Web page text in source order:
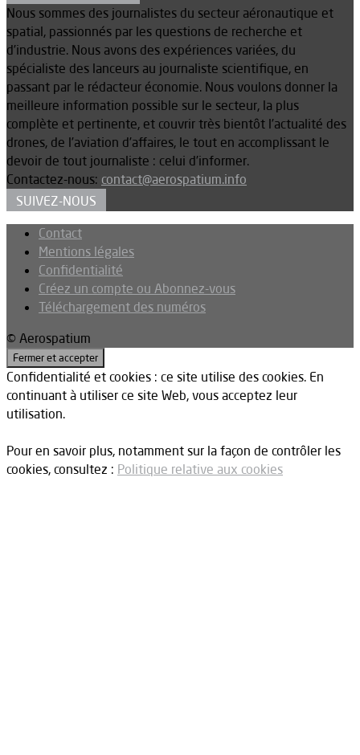
Nous sommes des journalistes du secteur aéronautique et
spatial, passionnés par les questions de recherche et
d’industrie. Nous avons des expériences variées, du
spécialiste des lanceurs au journaliste scientifique, en
passant par le rédacteur économie. Nous voulons donner la
meilleure information possible sur le secteur, la plus
complète et pertinente, et couvrir très bientôt l’actualité des
drones, de l’aviation d’affaires, le tout en accomplissant le
devoir de tout journaliste : celui d’informer.
Contactez-nous: contact@aerospatium.info
SUIVEZ-NOUS
Contact
Mentions légales
Confidentialité
Créez un compte ou Abonnez-vous
Téléchargement des numéros
© Aerospatium
Confidentialité et cookies : ce site utilise des cookies. En
continuant à utiliser ce site Web, vous acceptez leur
utilisation.
Pour en savoir plus, notamment sur la façon de contrôler les
cookies, consultez : Politique relative aux cookies